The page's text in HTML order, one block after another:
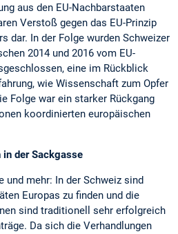
aus den EU-Nachbarstaaten
Verstoß gegen das EU-Prinzip
dar. In der Folge wurden Schweizer
2014 und 2016 vom EU-
eine im Rückblick
wie Wissenschaft zum Opfer
Folge war ein starker Rückgang
koordinierten europäischen
in der Sackgasse
und mehr: In der Schweiz sind
Europas zu finden und die
sind traditionell sehr erfolgreich
Da sich die Verhandlungen